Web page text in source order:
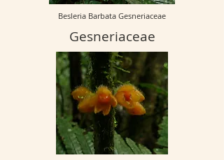
Besleria Barbata Gesneriaceae
Gesneriaceae